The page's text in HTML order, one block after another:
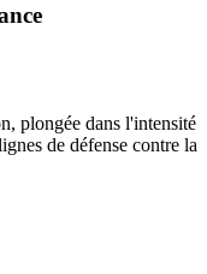
plongée dans l'intensité
de défense contre la